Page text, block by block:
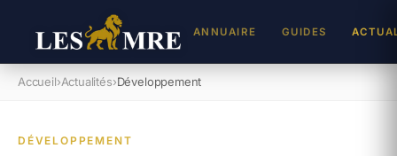
ANNUAIRE GUIDES
Accueil›Actualités›Développement
DÉVELOPPEMENT